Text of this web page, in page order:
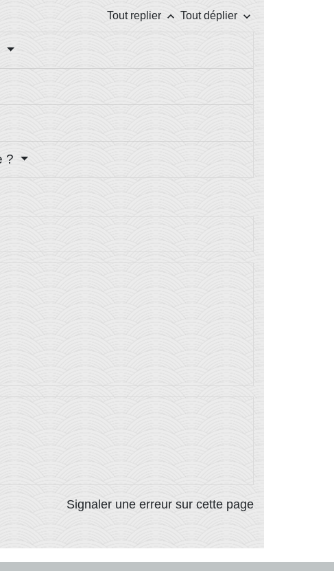
Tout replier keyboard_arrow_up Tout déplier keyboard_arrow_down
?
Signaler une erreur sur cette page